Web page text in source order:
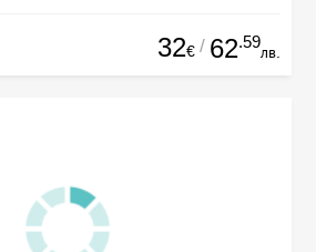
32€ / 62.59
лв.